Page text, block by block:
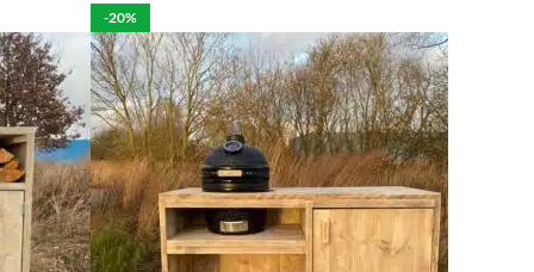
voor de eventuele schade aan het product.
week in rekening brengen.
brengen. De kosten hiervan zijn €59 daar
-20%